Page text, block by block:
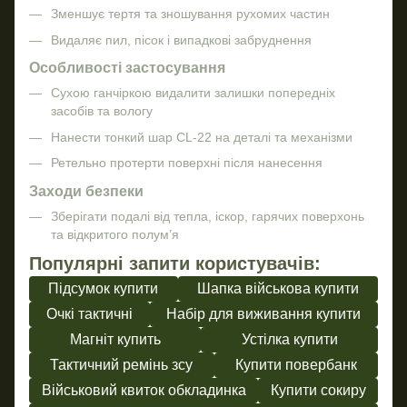
Зменшує тертя та зношування рухомих частин
Видаляє пил, пісок і випадкові забруднення
Особливості застосування
Сухою ганчіркою видалити залишки попередніх
засобів та вологу
Нанести тонкий шар CL-22 на деталі та механізми
Ретельно протерти поверхні після нанесення
Заходи безпеки
Зберігати подалі від тепла, іскор, гарячих поверхонь
та відкритого полум’я
Популярні запити користувачів:
Підсумок купити
Шапка військова купити
Очкі тактичні
Набір для виживання купити
Магніт купить
Устілка купити
Тактичний ремінь зсу
Купити повербанк
Військовий квиток обкладинка
Купити сокиру